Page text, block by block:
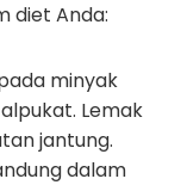
diet Anda:
minyak
Lemak
jantung.
dalam